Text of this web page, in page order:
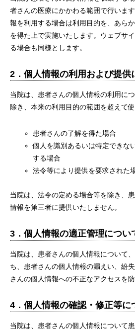
者さんの医療にかかわる範囲で行いま
報を利用する場合は利用目的を、あら
を得た上で実施いたします。ウェブサ
る場合も同様とします。
2．個人情報の利用および提供
当院は、患者さんの個人情報の利用に
除き、本来の利用目的の範囲を超えて使
患者さんの了解を得た場合
個人を識別あるいは特定できな
する場合
法令等により提供を要求された
当院は、法令の定める場合等を除き、
情報を第三者に提供いたしません。
3．個人情報の適正管理につい
当院は、患者さんの個人情報について
ち、患者さんの個人情報の漏えい、紛
さんの個人情報への不正なアクセスを
4．個人情報の確認・修正等に
当院は、患者さんの個人情報について